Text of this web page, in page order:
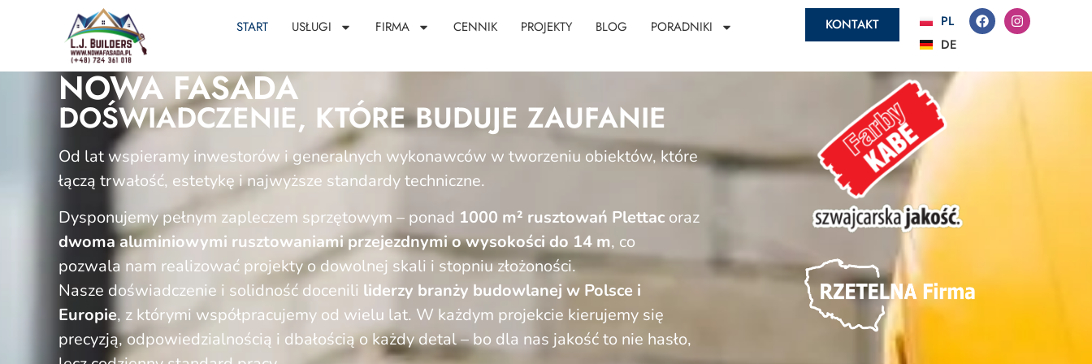
START USŁUGI FIRMA CENNIK PROJEKTY BLOG PORADNIKI KONTAKT
PL
DE
NOWA FASADA
DOŚWIADCZENIE, KTÓRE BUDUJE ZAUFANIE
Od lat wspieramy inwestorów i generalnych wykonawców w tworzeniu obiektów, które
łączą trwałość, estetykę i najwyższe standardy techniczne.
Dysponujemy pełnym zapleczem sprzętowym – ponad 1000 m² rusztowań Plettac oraz
dwoma aluminiowymi rusztowaniami przejezdnymi o wysokości do 14 m, co
pozwala nam realizować projekty o dowolnej skali i stopniu złożoności.
Nasze doświadczenie i solidność docenili liderzy branży budowlanej w Polsce i
Europie, z którymi współpracujemy od wielu lat. W każdym projekcie kierujemy się
precyzją, odpowiedzialnością i dbałością o każdy detal – bo dla nas jakość to nie hasło,